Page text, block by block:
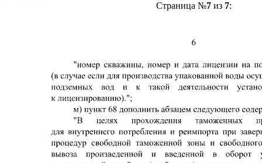
Страница №7из 7: